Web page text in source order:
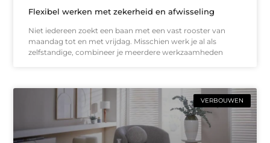
Flexibel werken met zekerheid en afwisseling
Niet iedereen zoekt een baan met een vast rooster van
maandag tot en met vrijdag. Misschien werk je al als
zelfstandige, combineer je meerdere werkzaamheden
VERBOUWEN